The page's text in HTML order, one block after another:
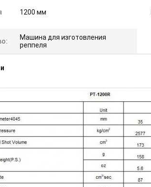
1200 мм
Машина для изготовления
реппеля